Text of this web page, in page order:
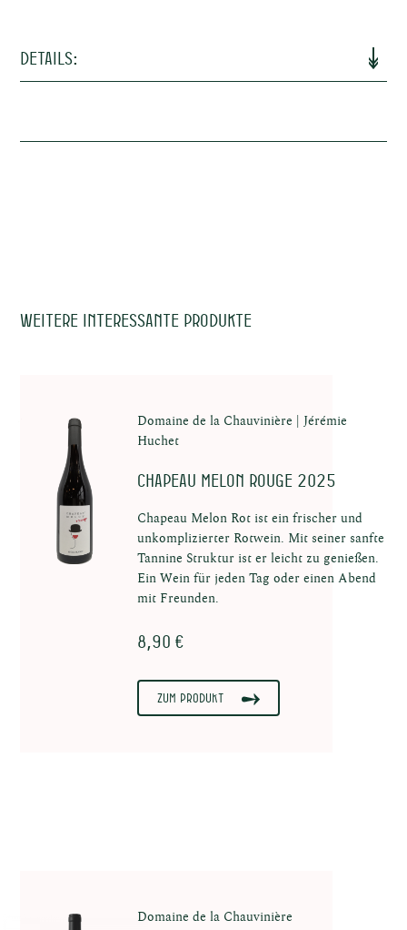
Details:
Terroir (Boden) Granit
Weitere interessante Produkte
Domaine de la Chauvinière
Jérémie
Huchet
Chapeau Melon Rouge 2025
Chapeau Melon Rot ist ein frischer und
unkomplizierter Rotwein. Mit seiner sanfte
Tannine Struktur ist er leicht zu genießen.
Ein Wein für jeden Tag oder einen Abend
mit Freunden.
8,90 €
Zum Produkt
Domaine de la Chauvinière